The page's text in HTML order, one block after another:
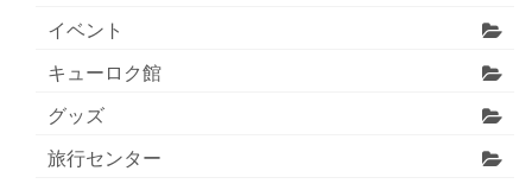
イベント
キューロク館
グッズ
旅行センター